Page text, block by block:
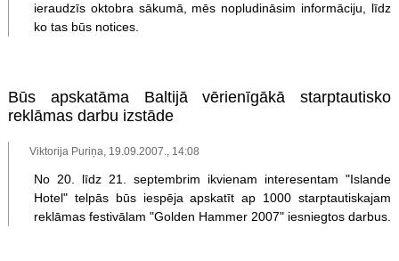
ieraudzīs oktobra sākumā, mēs nopludināsim informāciju, līdz
ko tas būs notices.
Būs apskatāma Baltijā vērienīgākā starptautisko
reklāmas darbu izstāde
Viktorija Puriņa, 19.09.2007., 14:08
No 20. līdz 21. septembrim ikvienam interesentam "Islande
Hotel" telpās būs iespēja apskatīt ap 1000 starptautiskajam
reklāmas festivālam "Golden Hammer 2007" iesniegtos darbus.